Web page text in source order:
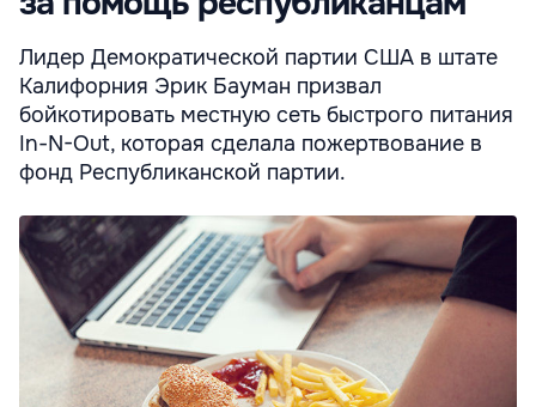
Лидер Демократической партии США в штате
Калифорния Эрик Бауман призвал
бойкотировать местную сеть быстрого питания
In-N-Out, которая сделала пожертвование в
фонд Республиканской партии.